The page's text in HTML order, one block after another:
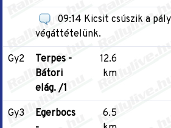
09:14 Kicsit csúszik a
végáttételünk.
Gy2
Terpes -
Bátori
elág. /1
12.6
km
Gy3
Egerbocs
6.5